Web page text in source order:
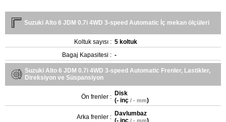
Suzuki Alto 6 JDM 0.7i 4WD 3-speed Automatic İç mekan ölçüleri
Koltuk sayısı : 5 koltuk
Bagaj Kapasitesi : -
Suzuki Alto 6 JDM 0.7i 4WD 3-speed Automatic Frenler, Lastikler,
Direksiyon ve Süspansiyon
Ön frenler : Disk
(- inç / - mm)
Arka frenler : Davlumbaz
(- inç / - mm)